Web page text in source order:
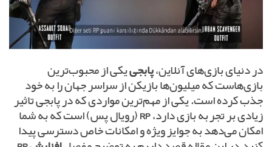
در دنیای بازی‌های آنلاین،پابجییکی از محبوب‌ترین
بازی‌هاست که میلیون‌ها بازیکن از سراسر جهان را به خود
جذب کرده است. یکی از مهم‌ترین مواردی که در پابجی تاثیر
زیادی بر تجربه بازی دارد،RP(رویال پس) است که به شما
امکان می‌دهد به جوایز ویژه و امکانات خاص دسترسی پیدا